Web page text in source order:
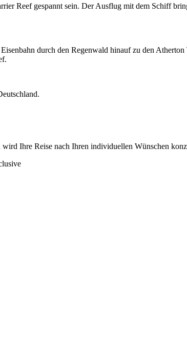
Reef gespannt sein. Der Ausflug mit dem Schiff
durch den Regenwald hinauf zu den
Ihre Reise nach Ihren individuellen Wünschen